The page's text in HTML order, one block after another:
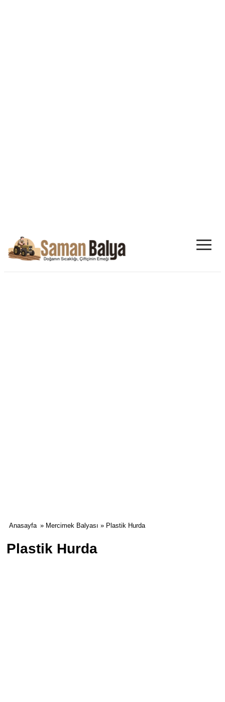
Saman Balyası
≡
Anasayfa » Mercimek Balyası » Plastik Hurda
Plastik Hurda